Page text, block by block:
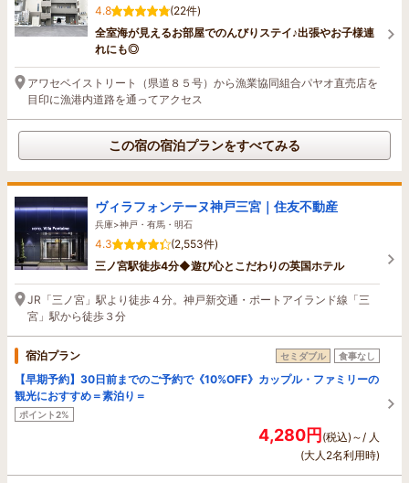
4.8
(22件)
全室海が見えるお部屋でのんびりステイ♪出張やお子様連
れにも◎
アワセベイストリート（県道８５号）から漁業協同組合パヤオ直売店を
目印に漁港内道路を通ってアクセス
この宿の宿泊プランをすべてみる
ヴィラフォンテーヌ神戸三宮｜住友不動産
兵庫>神戸・有馬・明石
4.3
(2,553件)
三ノ宮駅徒歩4分◆遊び心とこだわりの英国ホテル
JR「三ノ宮」駅より徒歩４分。神戸新交通・ポートアイランド線「三
宮」駅から徒歩３分
宿泊プラン セミダブル 食事なし
【早期予約】30日前までのご予約で《10%OFF》カップル・ファミリーの
観光におすすめ＝素泊り＝
ポイント2%
4,280円(税込)～/ 人
(大人2名利用時)